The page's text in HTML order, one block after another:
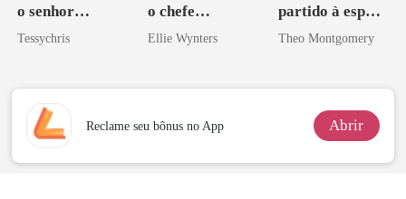
o senhor
Bilionário
Tessychris
o chefe
arrogante
Ellie Wynters
partido à esposa
de um bilionário
Theo Montgomery
Reclame seu bônus no App Abrir